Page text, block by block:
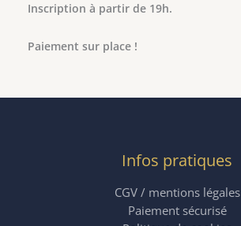
Inscription à partir de 19h.
Paiement sur place !
Infos pratiques
CGV / mentions légales
Paiement sécurisé